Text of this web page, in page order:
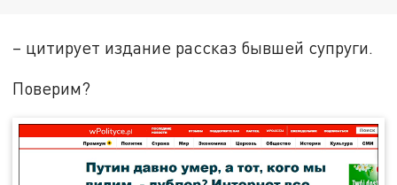
– цитирует издание рассказ бывшей супруги.
Поверим?